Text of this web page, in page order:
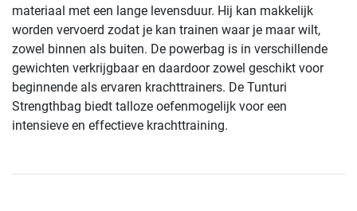
materiaal met een lange levensduur. Hij kan makkelijk
worden vervoerd zodat je kan trainen waar je maar wilt,
zowel binnen als buiten. De powerbag is in verschillende
gewichten verkrijgbaar en daardoor zowel geschikt voor
beginnende als ervaren krachttrainers. De Tunturi
Strengthbag biedt talloze oefenmogelijk voor een
intensieve en effectieve krachttraining.